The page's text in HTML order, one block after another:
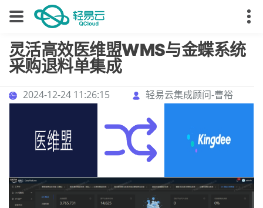
灵活高效医维盟WMS与金蝶系统
采购退料单集成
2024-12-24 11:26:15 轻易云集成顾问-曹裕